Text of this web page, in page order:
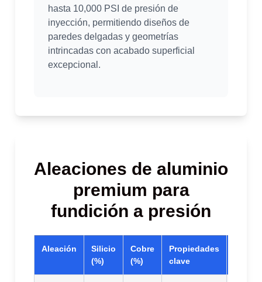
hasta 10,000 PSI de presión de
inyección, permitiendo diseños de
paredes delgadas y geometrías
intrincadas con acabado superficial
excepcional.
Aleaciones de aluminio
premium para
fundición a presión
Aleación
Silicio
(%)
Cobre
(%)
Propiedades
clave